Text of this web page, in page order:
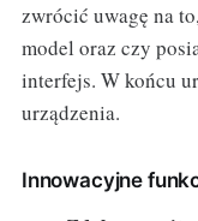
zwrócić uwagę na
model oraz czy
interfejs. W końcu
urządzenia.
Innowacyjne